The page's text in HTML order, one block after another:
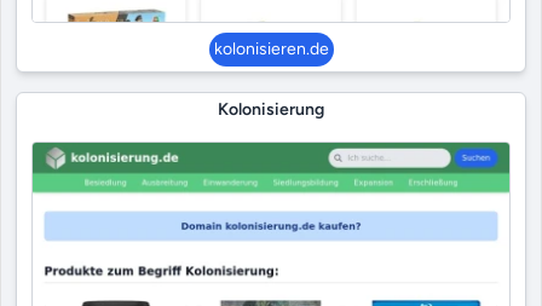
kolonisieren.de
Kolonisierung